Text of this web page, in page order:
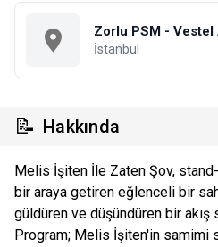
Zorlu PSM -
İstanbul
📝 Hakkında
Melis İşiten İle Zaten Şov,
bir araya getiren eğlenceli bir
güldüren ve düşündüren bir akış
Program; Melis İşiten'in samimi